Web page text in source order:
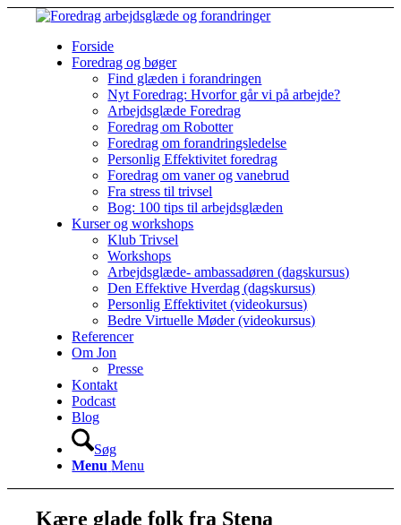
Forside
Foredrag og bøger
Find glæden i forandringen
Nyt Foredrag: Hvorfor går vi på arbejde?
Arbejdsglæde Foredrag
Foredrag om Robotter
Foredrag om forandringsledelse
Personlig Effektivitet foredrag
Foredrag om vaner og vanebrud
Fra stress til trivsel
Bog: 100 tips til arbejdsglæden
Kurser og workshops
Klub Trivsel
Workshops
Arbejdsglæde- ambassadøren (dagskursus)
Den Effektive Hverdag (dagskursus)
Personlig Effektivitet (videokursus)
Bedre Virtuelle Møder (videokursus)
Referencer
Om Jon
Presse
Kontakt
Podcast
Blog
Søg
Menu Menu
Kære glade folk fra Stena